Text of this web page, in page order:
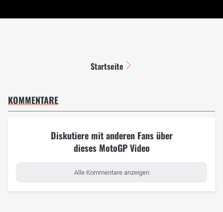
Startseite
KOMMENTARE
Diskutiere mit anderen Fans über
dieses MotoGP Video
Alle Kommentare anzeigen